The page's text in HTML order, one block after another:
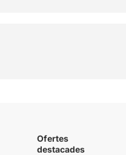
Ofertes
destacades